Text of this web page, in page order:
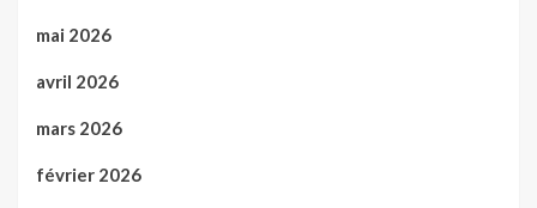
mai 2026
avril 2026
mars 2026
février 2026